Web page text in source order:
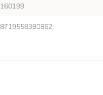
160199
8719558380862